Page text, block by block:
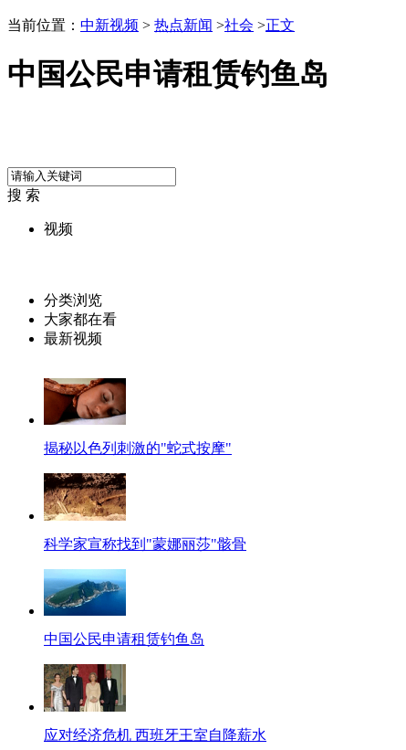
当前位置： 中新视频 > 热点新闻 >社会 >正文
中国公民申请租赁钓鱼岛
搜 索
视频
分类浏览
大家都在看
最新视频
揭秘以色列刺激的"蛇式按摩"
科学家宣称找到"蒙娜丽莎"骸骨
中国公民申请租赁钓鱼岛
应对经济危机 西班牙王室自降薪水